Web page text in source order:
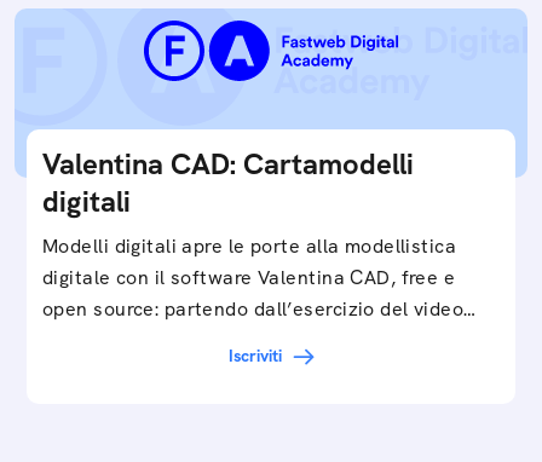
Valentina CAD: Cartamodelli
digitali
Modelli digitali apre le porte alla modellistica
digitale con il software Valentina CAD, free e
open source: partendo dall’esercizio del video…
Iscriviti